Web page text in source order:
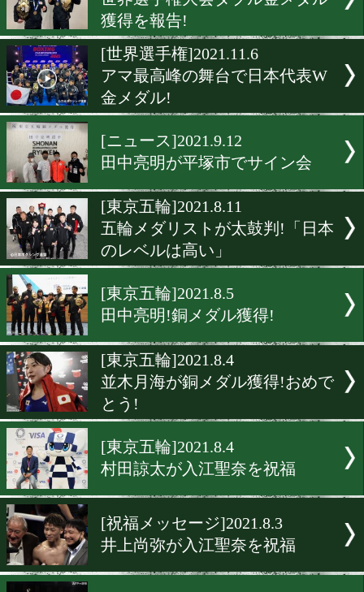
[日本代表出発]2022.1.16
ASBC U-22日本代表がウズ
スタンへ出発
[アマチュア]2022.1.11
ASBC U-22ボクシング選手
会へ選手派遣
[凱旋会見]2021.11.11
世界選手権大会ダブル金メ
[世界選手権]2021.11.6
アマ最高峰の舞台で日本代
金メダル!
[ニュース]2021.9.12
田中亮明が平塚市でサイン
[東京五輪]2021.8.11
五輪メダリストが太鼓判!
のレベルは高い」